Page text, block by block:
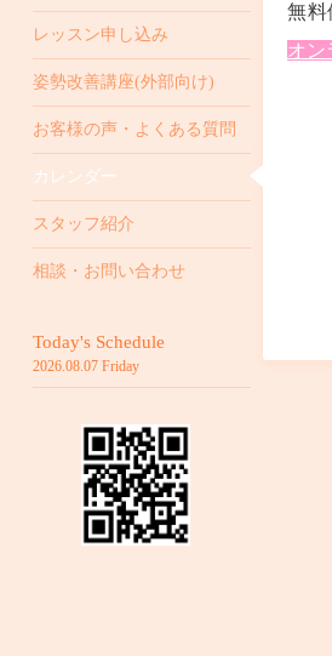
無料
オン
レッスン申し込み
姿勢改善講座(外部向け)
お客様の声・よくある質問
カレンダー
スタッフ紹介
相談・お問い合わせ
Today's Schedule
2026.08.07 Friday